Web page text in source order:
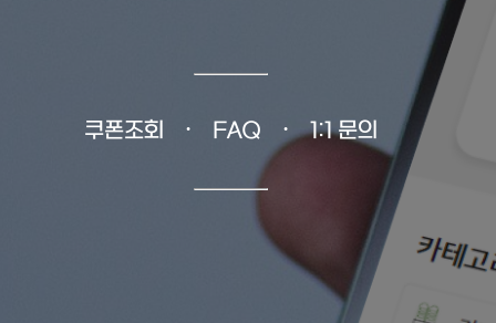
쿠폰조회 • FAQ • 1:1 문의